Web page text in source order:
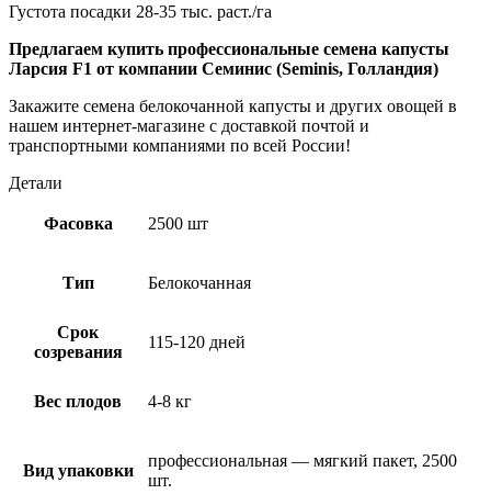
Густота посадки 28-35 тыс. раст./га
Предлагаем купить профессиональные семена капусты
Ларсия F1 от компании Семинис (Seminis, Голландия)
Закажите семена белокочанной капусты и других овощей в
нашем интернет-магазине с доставкой почтой и
транспортными компаниями по всей России!
Детали
Фасовка 2500 шт
Тип Белокочанная
Срок
созревания
115-120 дней
Вес плодов 4-8 кг
Вид упаковки
профессиональная — мягкий пакет, 2500
шт.